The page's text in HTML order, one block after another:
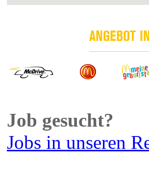
ANGEBOT
Job gesucht?
Jobs in unseren